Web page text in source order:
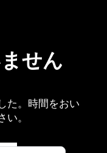
せん
た。時間をおい
。